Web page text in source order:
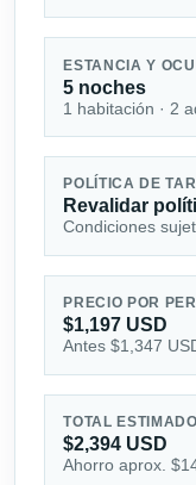
ESTANCIA Y
5 noches
1 habitación · 2
POLÍTICA DE
Revalidar
Condiciones
PRECIO POR
$1,197 USD
Antes $1,347
TOTAL ESTIMADO
$2,394 USD
Ahorro aprox.